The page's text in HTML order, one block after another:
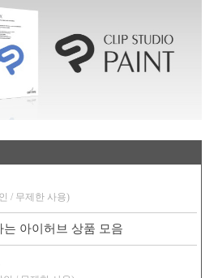
/ 무제한 사용)
아이허브 상품 모음